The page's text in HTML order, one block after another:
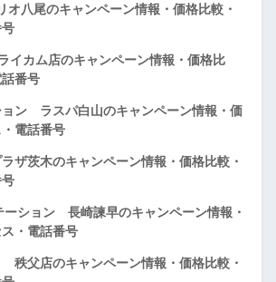
八尾のキャンペーン情報・価格比較・
カム店のキャンペーン情報・価格比
番号
ョン ラスパ白山のキャンペーン情報・価
電話番号
ザ茨木のキャンペーン情報・価格比較・
ーション 長崎諫早のキャンペーン情報・
・電話番号
秩父店のキャンペーン情報・価格比較・